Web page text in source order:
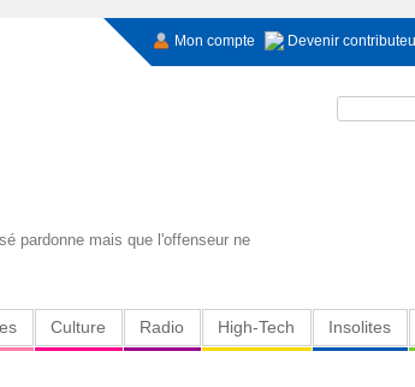
Mon compte Devenir
pardonne mais que l'offenseur ne
Culture Radio High-Tech Insolites